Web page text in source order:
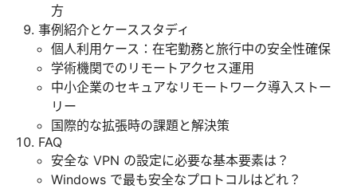
方
事例紹介とケーススタディ
個人利用ケース：在宅勤務と旅行中の安全性確保
学術機関でのリモートアクセス運用
中小企業のセキュアなリモートワーク導入ストー
リー
国際的な拡張時の課題と解決策
FAQ
安全な VPN の設定に必要な基本要素は？
Windows で最も安全なプロトコルはどれ？